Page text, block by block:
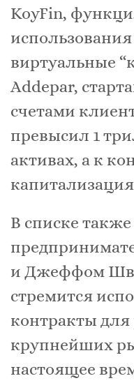
KoyFin,
виртуальные
Addepar,
счетами
превысил 1
активах, а к
В списке также
и Джеффом
стремится
контракты
крупнейших
настоящее